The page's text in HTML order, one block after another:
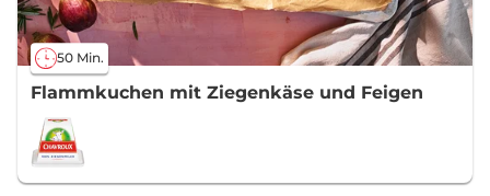
50 Min.
Flammkuchen mit Ziegenkäse und Feigen